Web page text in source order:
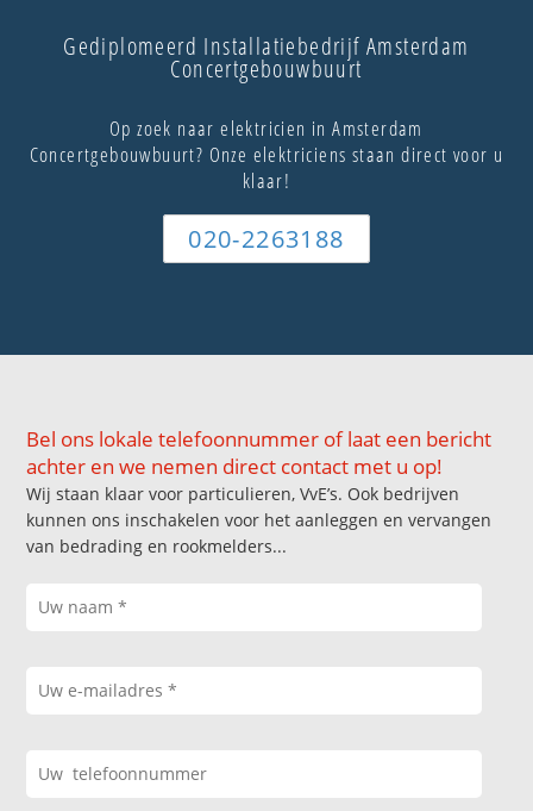
Gediplomeerd Installatiebedrijf Amsterdam
Concertgebouwbuurt
Op zoek naar elektricien in Amsterdam
Concertgebouwbuurt? Onze elektriciens staan direct voor u
klaar!
020-2263188
Bel ons lokale telefoonnummer of laat een bericht
achter en we nemen direct contact met u op!
Wij staan klaar voor particulieren, VvE’s. Ook bedrijven
kunnen ons inschakelen voor het aanleggen en vervangen
van bedrading en rookmelders...